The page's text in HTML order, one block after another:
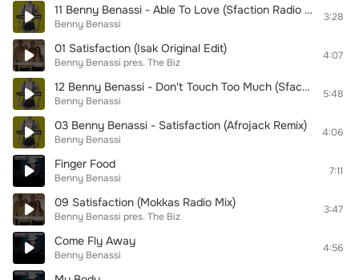
11 Benny Benassi - Able To Love (Sfaction Radio Edit)
Benny Benassi
3:28
01 Satisfaction (Isak Original Edit)
Benny Benassi pres. The Biz
4:07
12 Benny Benassi - Don't Touch Too Much (Sfaction Mix)
Benny Benassi
5:48
03 Benny Benassi - Satisfaction (Afrojack Remix)
Benny Benassi
4:06
Finger Food
Benny Benassi
7:11
09 Satisfaction (Mokkas Radio Mix)
Benny Benassi pres. The Biz
3:47
Come Fly Away
Benny Benassi
4:56